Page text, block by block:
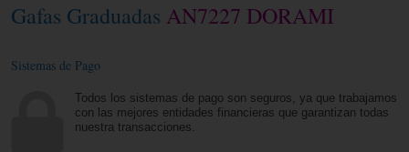
Gafas Graduadas AN7227 DORAMI
Sistemas de Pago
Todos los sistemas de pago son seguros, ya que trabajamos
con las mejores entidades financieras que garantizan todas
nuestra transacciones.